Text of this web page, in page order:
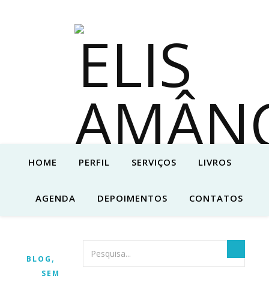
HOME PERFIL SERVIÇOS LIVROS
AGENDA DEPOIMENTOS CONTATOS
BLOG ,
SEM